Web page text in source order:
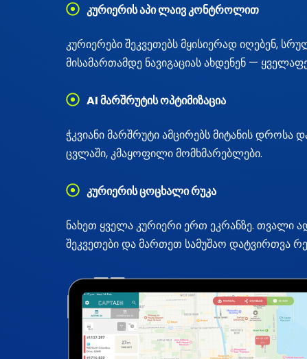
კურიერის აპი ლაივ კონტროლით
კურიერები შეკვეთებს მყისიერად იღებენ,
მისამართამდე ნავიგაციას ახდენენ —
AI მარშრუტის ოპტიმიზაცია
ჭკვიანი მარშრუტი ამცირებს მიტანის დროსა
ცვლაში, კმაყოფილი მომხმარებლები.
კურიერის ცოცხალი რუკა
ნახეთ ყველა კურიერი ერთ ეკრანზე. თვალი
შეკვეთები და მართეთ სამუშაო დატვირთვა